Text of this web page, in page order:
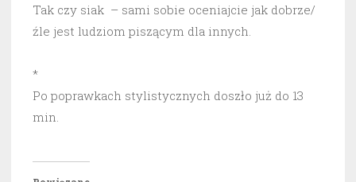
Tak czy siak – sami sobie oceniajcie jak dobrze/
źle jest ludziom piszącym dla innych.
*
Po poprawkach stylistycznych doszło już do 13
min.